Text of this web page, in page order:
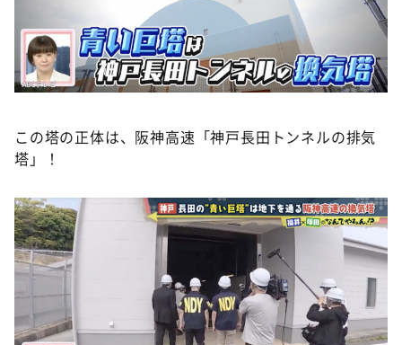
この塔の正体は、阪神高速「神戸長田トンネルの排気
塔」！